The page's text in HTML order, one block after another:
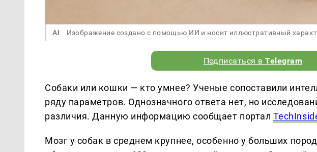
AI Изображение создано с помощью ИИ и носит иллюстративный
Подписаться вTelegram
Собаки или кошки — кто умнее? Ученые сопоставили
ряду параметров. Однозначного ответа нет, но
различия. Данную информацию сообщает портал
Мозг у собак в среднем крупнее, особенно у больших